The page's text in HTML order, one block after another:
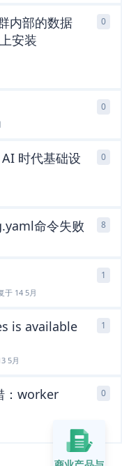
内部的数据
安装
0
0
时代基础设
0
命令失败 8
于 14 5月
1
is available
5月
1
：worker
0